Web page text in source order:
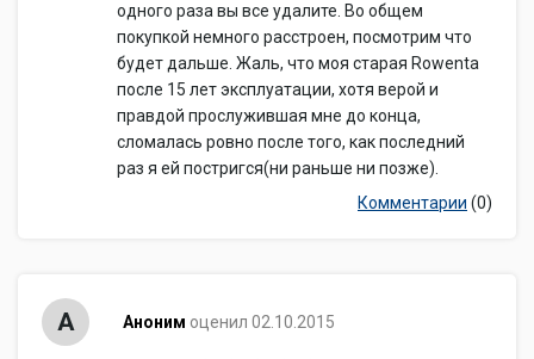
одного раза вы все удалите. Во общем
покупкой немного расстроен, посмотрим что
будет дальше. Жаль, что моя старая Rowenta
после 15 лет эксплуатации, хотя верой и
правдой прослужившая мне до конца,
сломалась ровно после того, как последний
раз я ей постригся(ни раньше ни позже).
Комментарии (0)
А Аноним оценил 02.10.2015